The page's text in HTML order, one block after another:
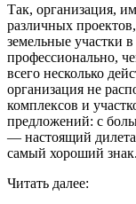
Так, организация,
различных
земельные участки
профессионально,
всего несколько
организация не
комплексов и
предложений: с
— настоящий
самый хороший знак.
Читать далее: